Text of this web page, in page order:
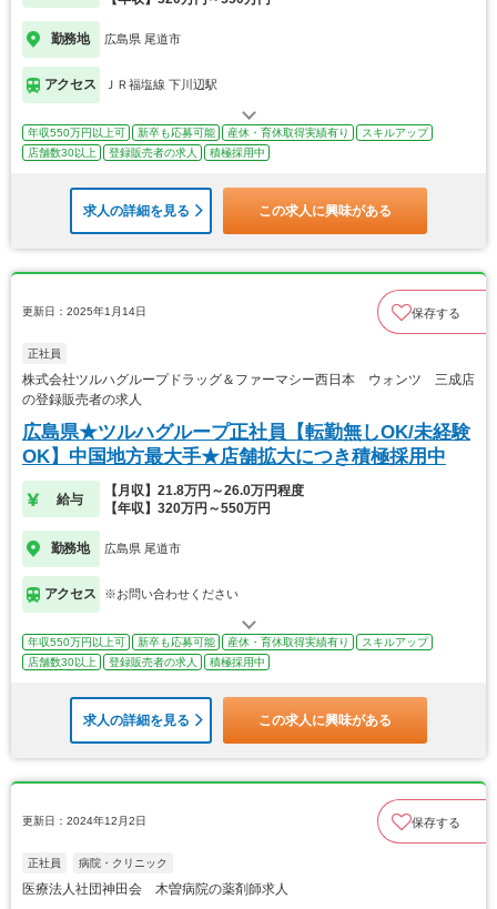
勤務地 広島県 尾道市
アクセス ＪＲ福塩線 下川辺駅
年収550万円以上可 新卒も応募可能 産休・育休取得実績有り
スキルアップ
店舗数30以上
登録販売者の求人 積極採用中
求人の詳細を見る この求人に興味がある
更新日：2025年1月14日 保存する
正社員
株式会社ツルハグループドラッグ＆ファーマシー西日本 ウォンツ 三成店
の登録販売者の求人
広島県★ツルハグループ正社員【転勤無しOK/未経験
OK】中国地方最大手★店舗拡大につき積極採用中
給与
【月収】21.8万円～26.0万円程度
【年収】320万円～550万円
勤務地 広島県 尾道市
アクセス ※お問い合わせください
年収550万円以上可 新卒も応募可能 産休・育休取得実績有り
スキルアップ
店舗数30以上
登録販売者の求人 積極採用中
求人の詳細を見る この求人に興味がある
更新日：2024年12月2日 保存する
正社員 病院・クリニック
医療法人社団神田会 木曽病院の薬剤師求人